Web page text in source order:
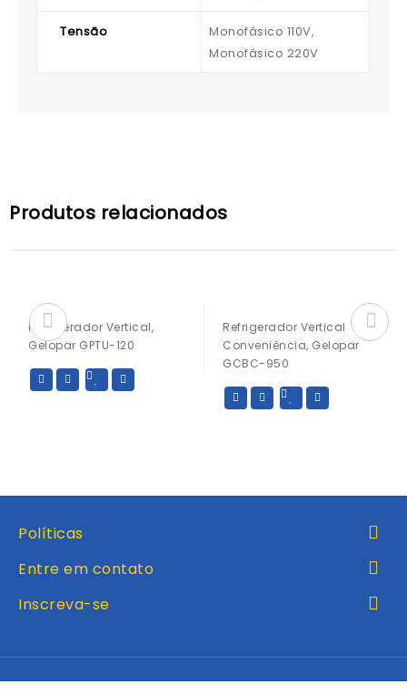
Tensão
Monofásico 110V,
Monofásico 220V
Produtos relacionados
Refrigerador Vertical,
Gelopar GPTU-120
Refrigerador Vertical
Conveniência, Gelopar
GCBC-950
Políticas
Entre em contato
Inscreva-se